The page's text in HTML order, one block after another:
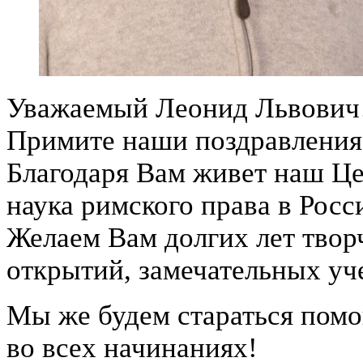
Уважаемый Леонид
Примите наши
Благодаря Вам живет наш
наука римского права в
Желаем Вам долгих лет
открытий, замечательных
Мы же будем стараться
во всех начинаниях!